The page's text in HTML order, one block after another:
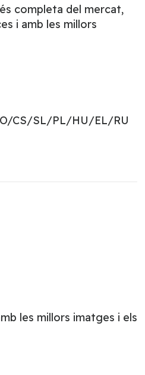
completa del mercat,
i amb les millors
CS/SL/PL/HU/EL/RU
les millors imatges i els